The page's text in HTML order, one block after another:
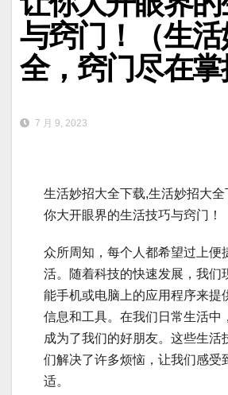
与窍门！（生
全，窍门尽在掌
7 月 9, 2023
生活妙招大全下载,生活妙招大
你大开眼界的生活技巧与窍门！
众所周知，每个人都希望过上便
活。随着科技的快速发展，我们
能手机或电脑上的应用程序来提
信息和工具。在我们日常生活中
成为了我们的好朋友。这些生活
们解决了许多烦恼，让我们感受
适。